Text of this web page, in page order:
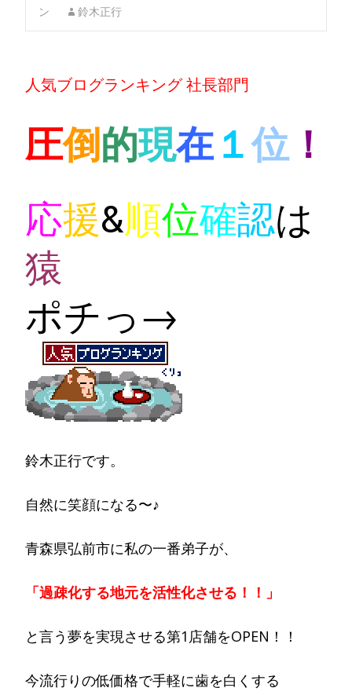
ン
鈴木正行
人気ブログランキング 社長部門
圧倒的現在 １位！
応援&順位確認は
猿
ポチっ→
鈴木正行です。
自然に笑顔になる〜♪
青森県弘前市に私の一番弟子が、
「過疎化する地元を活性化させる！！」
と言う夢を実現させる第1店舗をOPEN！！
今流行りの低価格で手軽に歯を白くする